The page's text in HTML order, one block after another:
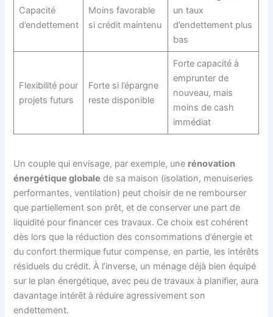
Capacité
d’endettement
Moins favorable
si crédit maintenu
un taux
d’endettement plus
bas
Flexibilité pour
projets futurs
Forte si l’épargne
reste disponible
Forte capacité à
emprunter de
nouveau, mais
moins de cash
immédiat
Un couple qui envisage, par exemple, une rénovation
énergétique globale de sa maison (isolation, menuiseries
performantes, ventilation) peut choisir de ne rembourser
que partiellement son prêt, et de conserver une part de
liquidité pour financer ces travaux. Ce choix est cohérent
dès lors que la réduction des consommations d’énergie et
du confort thermique futur compense, en partie, les intérêts
résiduels du crédit. À l’inverse, un ménage déjà bien équipé
sur le plan énergétique, avec peu de travaux à planifier, aura
davantage intérêt à réduire agressivement son
endettement.